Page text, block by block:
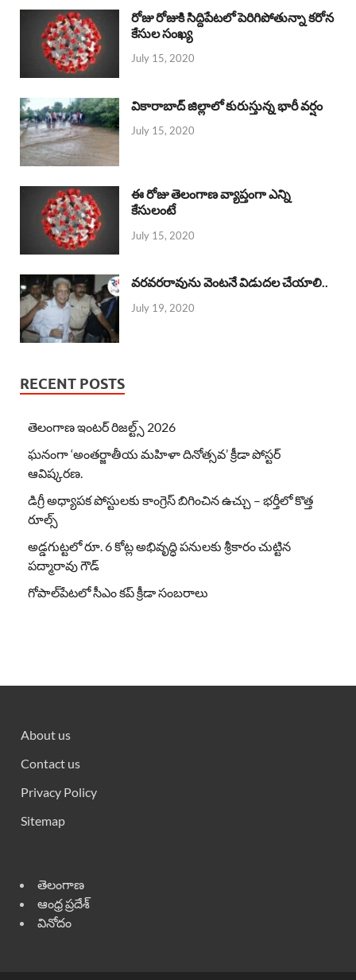
రోజు రోజుకి సిద్దిపేటలో పెరిగిపోతున్నా కరోన
కేసుల సంఖ్య
July 15, 2020
వికారాబాద్ జిల్లాలో కురుస్తున్న భారీ వర్షం
July 15, 2020
ఈ రోజు తెలంగాణ వ్యాప్తంగా ఎన్ని
కేసులంటే
July 15, 2020
వరవరరావును వెంటనే విడుదల చేయాలి..
July 19, 2020
RECENT POSTS
తెలంగాణ ఇంటర్ రిజల్ట్స్ 2026
ఘనంగా ‘అంతర్జాతీయ మహిళా దినోత్సవ’ క్రీడా పోస్టర్
ఆవిష్కరణ.
డిగ్రీ అధ్యాపక పోస్టులకు కాంగ్రెస్ బిగించిన ఉచ్చు – భర్తీలో కొత్త
రూల్స్
అడ్డగుట్టలో రూ. 6 కోట్ల అభివృద్ధి పనులకు శ్రీకారం చుట్టిన
పద్మారావు గౌడ్
గోపాల్‌పేటలో సీఎం కప్ క్రీడా సంబరాలు
About us
Contact us
Privacy Policy
Sitemap
తెలంగాణ
ఆంధ్ర ప్రదేశ్
వినోదం